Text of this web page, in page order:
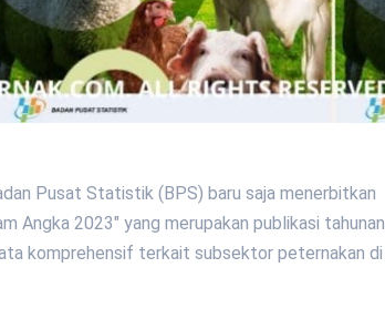
Pusat Statistik (BPS) baru saja menerbitkan
Angka 2023" yang merupakan publikasi tahunan
komprehensif terkait subsektor peternakan di